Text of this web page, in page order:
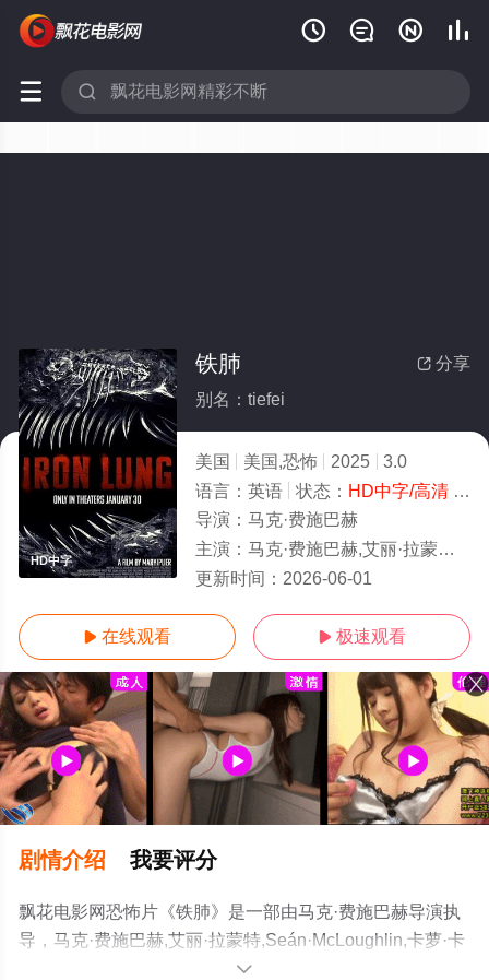
   
 
HD中字
 分享
铁肺
别名：tiefei
美国 美国,恐怖 2025
3.0
语言： 英语 状态： HD中字/高清- 免费在线观看
导演： 马克·费施巴赫
主演： 马克·费施巴赫,艾丽·拉蒙特,Seán·McLoughlin,卡萝·卡普兰,Isaac·McKee,Kazuki·Jalal
更新时间： 2026-06-01
 在线观看  极速观看
剧情介绍 我要评分
飘花电影网恐怖片《铁肺》是一部由马克·费施巴赫导演执
导，马克·费施巴赫,艾丽·拉蒙特,Seán·McLoughlin,卡萝·卡
普兰,Isaac·McKee,Kazuki·Jalal等演员精彩演绎的美国电
